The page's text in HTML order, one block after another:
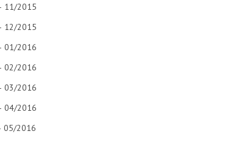
11/2015
12/2015
01/2016
02/2016
03/2016
04/2016
05/2016